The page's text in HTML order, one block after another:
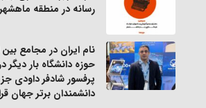
رسانه در منطقه ماهشهر
نام ایران در مجامع بین
حوزه دانشگاه بار دیگر
پرفسور شادفر داودی
دانشمندان برتر جهان